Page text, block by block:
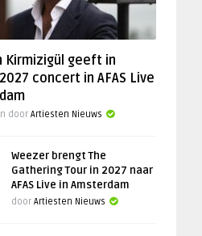
Kirmizigül geeft in
concert in AFAS Live
door Artiesten Nieuws
Weezer brengt The
Gathering Tour in 2027 naar
AFAS Live in Amsterdam
door Artiesten Nieuws